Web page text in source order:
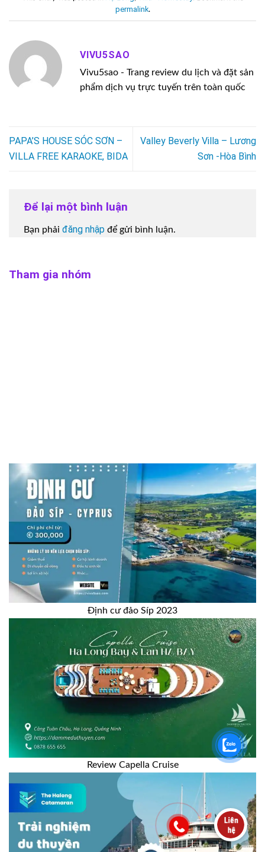
permalink.
VIVU5SAO
Vivu5sao - Trang review du lịch và đặt sản
phẩm dịch vụ trực tuyến trên toàn quốc
PAPA’S HOUSE SÓC SƠN –
VILLA FREE KARAOKE, BIDA
Valley Beverly Villa – Lương
Sơn -Hòa Bình
Để lại một bình luận
Bạn phải đăng nhập để gửi bình luận.
Tham gia nhóm
Định cư đảo Síp 2023
Review Capella Cruise